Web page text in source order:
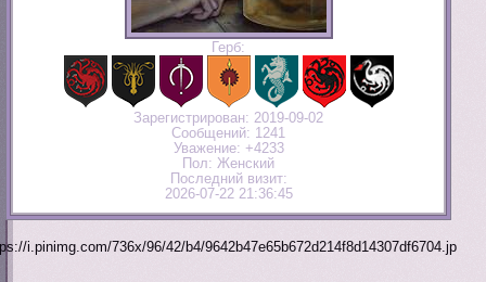
Герб:
Зарегистрирован: 2019-09-02
Сообщений: 1241
Уважение: +4233
Пол: Женский
Последний визит:
2026-07-22 21:36:45